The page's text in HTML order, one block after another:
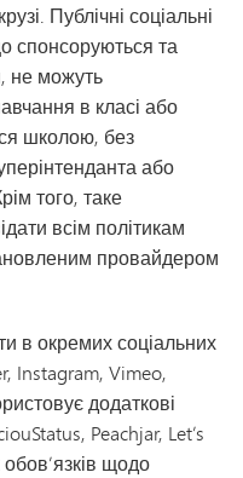
Публічні соціальні
спонсоруються та
не можуть
в класі або
школою, без
або
того, таке
всім політикам
провайдером
в окремих соціальних
Instagram, Vimeo,
додаткові
Peachjar, Let’s
щодо